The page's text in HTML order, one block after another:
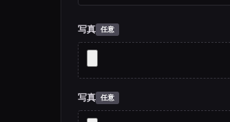
写真
写真